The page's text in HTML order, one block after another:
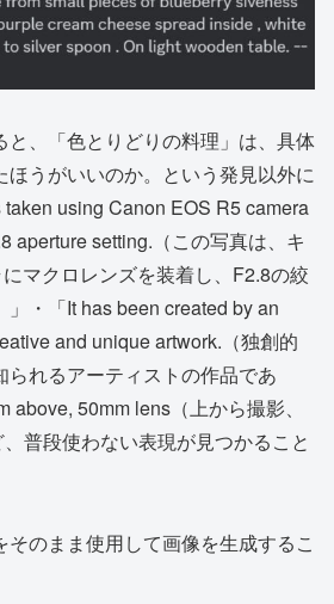
と、「色とりどりの料理」は、具体
ほうがいいのか。という発見以外に
using Canon EOS R5 camera
aperture setting.（この写真は、キ
マクロレンズを装着し、F2.8の絞
」・「It has been created by an
and unique artwork.（独創的
られるアーティストの作品であ
above, 50mm lens（上から撮影、
普段使わない表現が見つかること
のまま使用して画像を生成するこ